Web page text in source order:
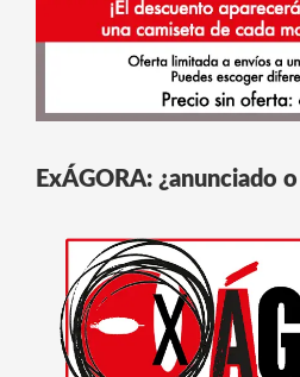
ExÁGORA: ¿anunciado